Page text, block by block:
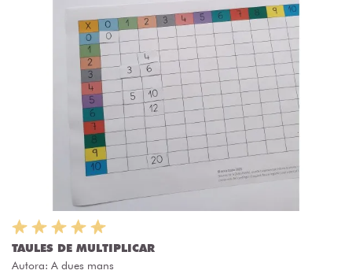
TAULES DE MULTIPLICAR
Autora: A dues mans